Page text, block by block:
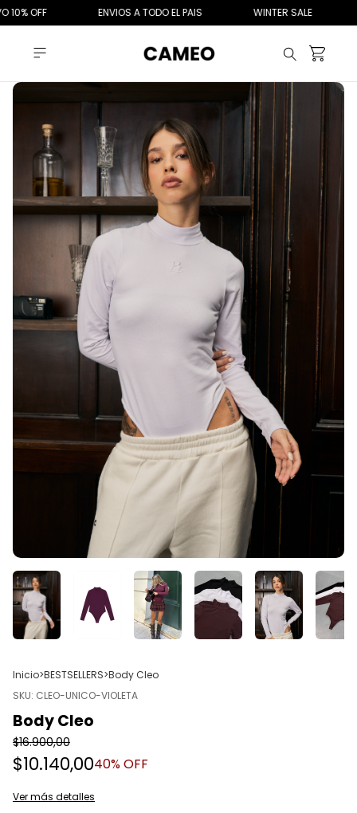
OFF ENVIOS A TODO EL PAIS WINTER SALE
Inicio>BESTSELLERS>Body Cleo
SKU: CLEO-UNICO-VIOLETA
Body Cleo
$16.900,00
$10.140,0040% OFF
Ver más detalles